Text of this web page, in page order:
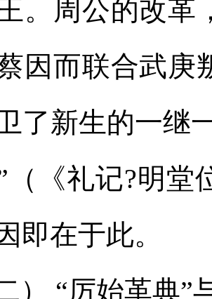
。周公的改革
因而联合武庚
了新生的一继
（《礼记?明堂
即在于此。
二） “厉始革典